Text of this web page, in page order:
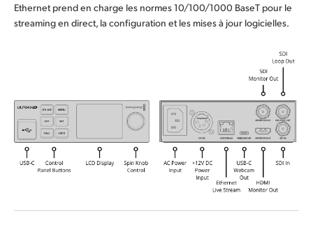
United Kingdom
Ethernet prend en charge les normes 10/100/1000 BaseT pour le
streaming en direct, la configuration et les mises à jour logicielles.